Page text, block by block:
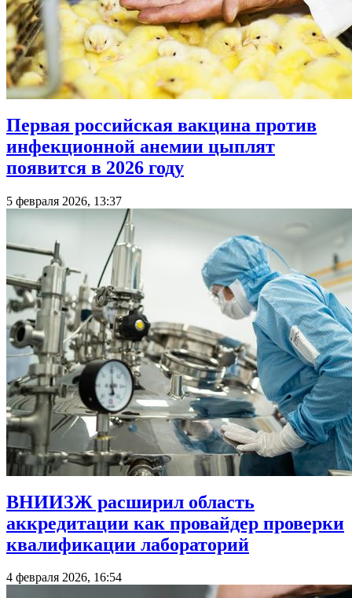
Первая российская вакцина против
инфекционной анемии цыплят
появится в 2026 году
5 февраля 2026, 13:37
ВНИИЗЖ расширил область
аккредитации как провайдер проверки
квалификации лабораторий
4 февраля 2026, 16:54